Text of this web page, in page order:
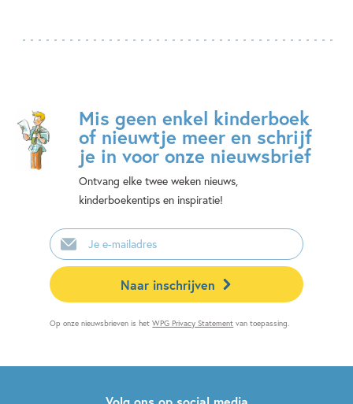
Mis geen enkel kinderboek
of nieuwtje meer en schrijf
je in voor onze nieuwsbrief
Ontvang elke twee weken nieuws,
kinderboekentips en inspiratie!
E-
mailadres
Naar inschrijven
Op onze nieuwsbrieven is hetWPG Privacy Statement van toepassing.